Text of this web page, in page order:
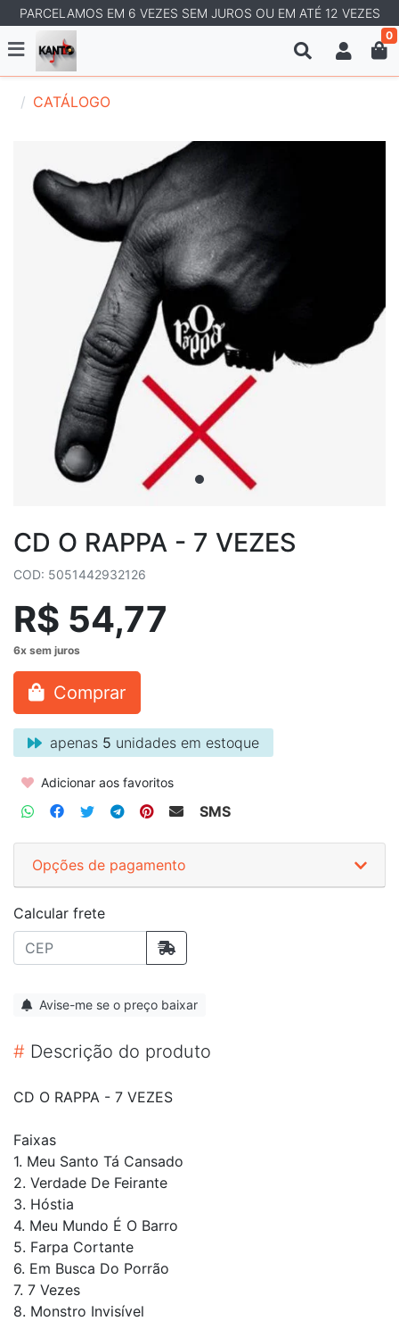
PARCELAMOS EM 6 VEZES SEM JUROS OU EM ATÉ 12 VEZES
0
CATÁLOGO
CD O RAPPA - 7 VEZES
COD: 5051442932126
R$ 54,77
Comprar
apenas 5 unidades em estoque
Adicionar aos favoritos
SMS
Opções de pagamento
Calcular frete
Avise-me se o preço baixar
# Descrição do produto
CD O RAPPA - 7 VEZES
Faixas
1. Meu Santo Tá Cansado
2. Verdade De Feirante
3. Hóstia
4. Meu Mundo É O Barro
5. Farpa Cortante
6. Em Busca Do Porrão
7. 7 Vezes
8. Monstro Invisível